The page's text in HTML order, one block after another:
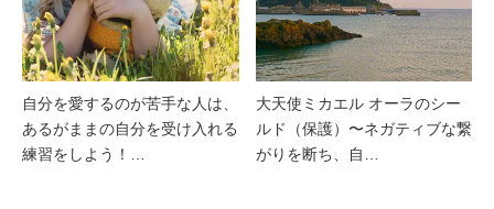
自分を愛するのが苦手な人は、
あるがままの自分を受け入れる
練習をしよう！…
大天使ミカエル オーラのシー
ルド（保護）〜ネガティブな繋
がりを断ち、自…